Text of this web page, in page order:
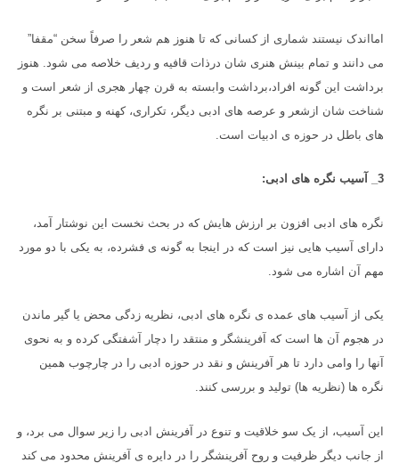
امااندک نیستند شماری از کسانی که تا هنوز هم شعر را صرفاً سخن “مقفا”
می دانند و تمام بینش هنری شان درذات قافیه و ردیف خلاصه می شود. هنوز
برداشت این گونه افراد،برداشت وابسته به قرن چهار هجری از شعر است و
شناخت شان ازشعر و عرصه های ادبی دیگر، تکراری، کهنه و مبتنی بر نگره
های باطل در حوزه ی ادبیات است.
3_ آسیب نگره های ادبی:
نگره های ادبی افزون بر ارزش هایش که در بحث نخست این نوشتار آمد،
دارای آسیب هایی نیز است که در اینجا به گونه ی فشرده، به یکی با دو مورد
مهم آن اشاره می شود.
یکی از آسیب های عمده ی نگره های ادبی، نظریه زدگی محض یا گیر ماندن
در هجوم آن ها است که آفرینشگر و منتقد را دچار آشفتگی کرده و به نحوی
آنها را وامی دارد تا هر آفرینش و نقد در حوزه ادبی را در چارچوب همین
نگره ها (نظریه ها) تولید و بررسی کنند.
این آسیب، از یک سو خلاقیت و تنوع در آفرینش ادبی را زیر سوال می برد، و
از جانب دیگر ظرفیت و روح آفرینشگر را در دایره ی آفرینش محدود می کند